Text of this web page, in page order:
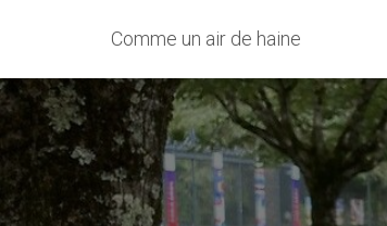
Comme un air de haine